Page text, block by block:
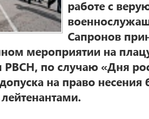
работе с
Сапронов
мероприятии на
РВСН, по случаю «Дня
на право несения